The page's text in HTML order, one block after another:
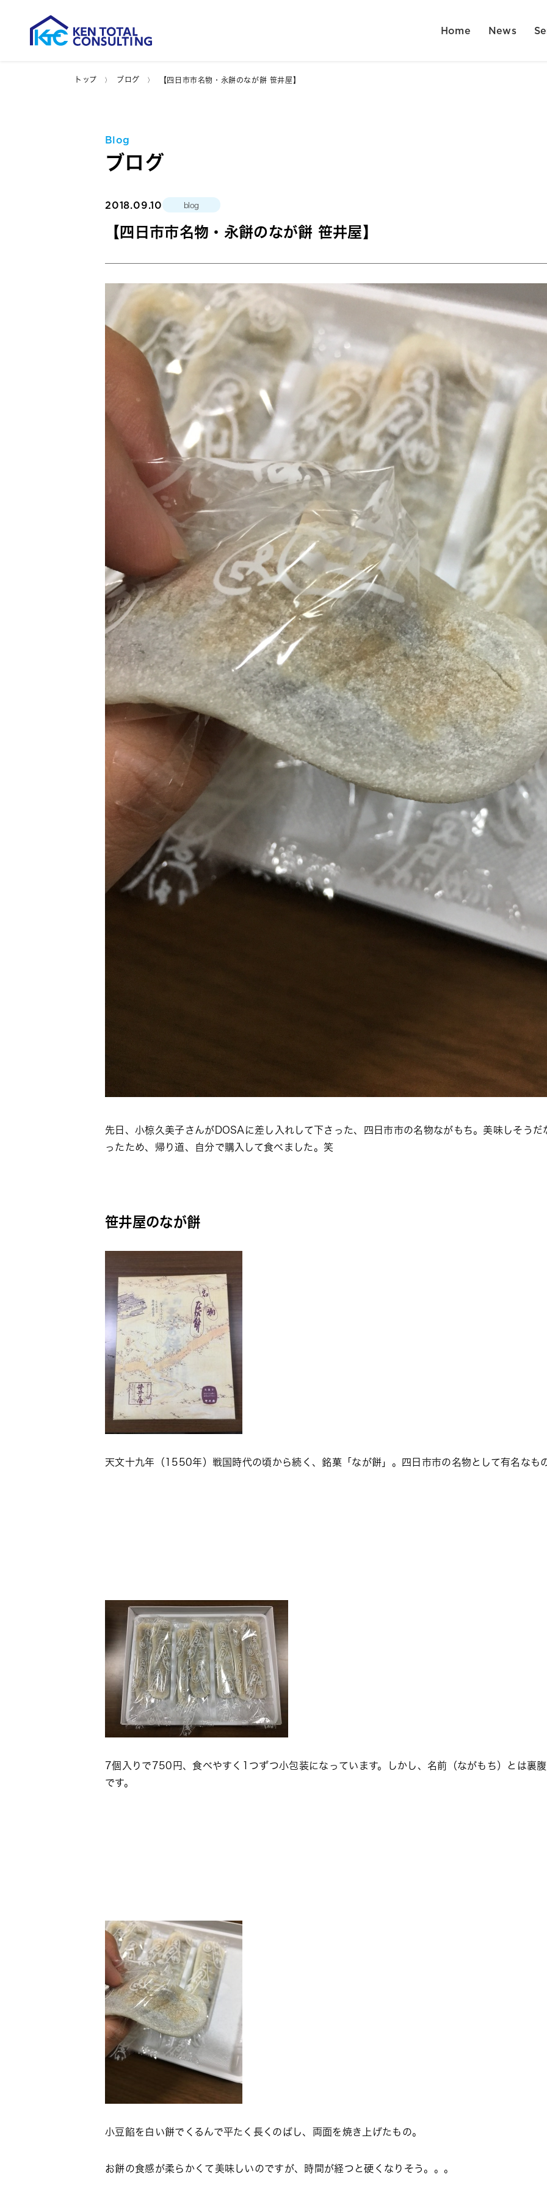
Home News
トップ ブログ 【四日市市名物・永餅のなが餅 笹井屋】
Blog
ブログ
2018.09.10 blog
【四日市市名物・永餅のなが餅 笹井屋】
先日、小椋久美子さんがDOSAに差し入れして下さった、四日市市の名物ながもち。美味しそう
ったため、帰り道、自分で購入して食べました。笑
笹井屋のなが餅
天文十九年（1550年）戦国時代の頃から続く、銘菓「なが餅」。四日市市の名物として有名なも
7個入りで750円、食べやすく1つずつ小包装になっています。しかし、名前（ながもち）とは裏
です。
小豆餡を白い餅でくるんで平たく長くのばし、両面を焼き上げたもの。
お餅の食感が柔らかくて美味しいのですが、時間が経つと硬くなりそう。。。